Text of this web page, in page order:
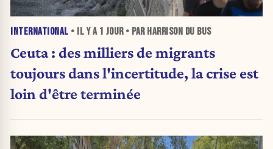
INTERNATIONAL • IL Y A 1 JOUR• PAR HARRISON DU BUS
Ceuta : des milliers de migrants
toujours dans l'incertitude, la crise est
loin d'être terminée